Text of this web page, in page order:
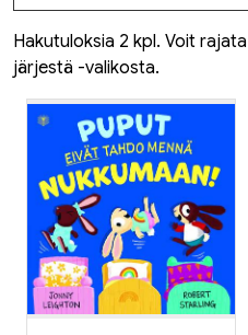
Hakutuloksia 2 kpl. Voit
järjestä -valikosta.